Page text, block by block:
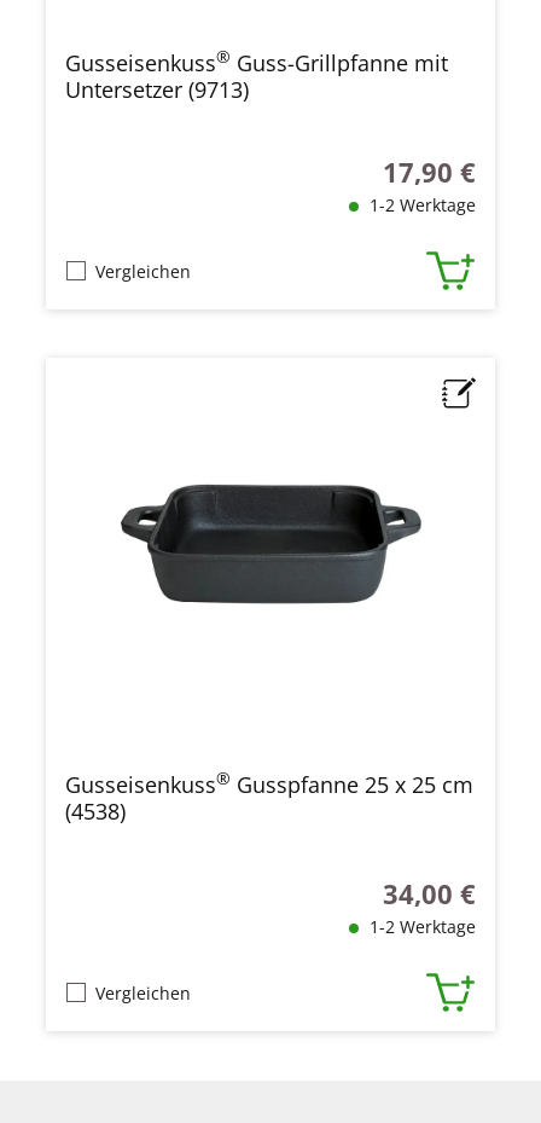
Gusseisenkuss® Guss-Grillpfanne mit
Untersetzer (9713)
Regulärer Preis:
17,90 €
1-2 Werktage
Vergleichen
Gusseisenkuss® Gusspfanne 25 x 25 cm
(4538)
Regulärer Preis:
34,00 €
1-2 Werktage
Vergleichen